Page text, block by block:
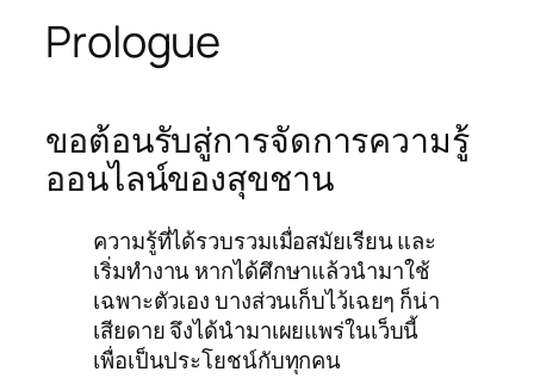
Prologue
ขอต้อนรับสู่การจัดการความรู้
ออนไลน์ของสุขชาน
ความรู้ที่ได้รวบรวมเมื่อสมัยเรียน และ
เริ่มทำงาน หากได้ศึกษาแล้วนำมาใช้
เฉพาะตัวเอง บางส่วนเก็บไว้เฉยๆ ก็น่า
เสียดาย จึงได้นำมาเผยแพร่ในเว็บนี้
เพื่อเป็นประโยชน์กับทุกคน